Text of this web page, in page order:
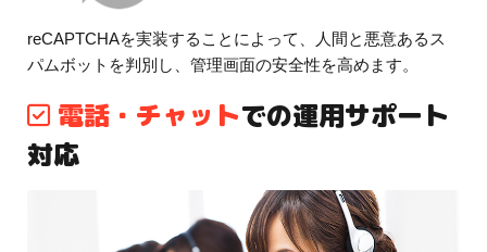
reCAPTCHAを実装することによって、人間と悪意あるス
パムボットを判別し、管理画面の安全性を高めます。
電話・チャットでの運用サポート
対応